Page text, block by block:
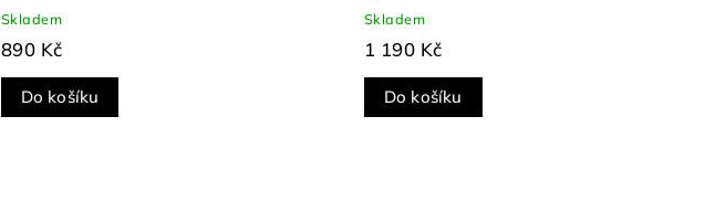
Skladem
890 Kč
Do košíku
Skladem
1 190 Kč
Do košíku